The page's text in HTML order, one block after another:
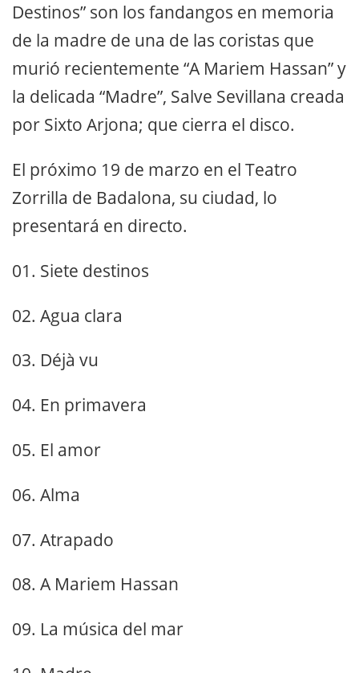
Destinos” son los fandangos en memoria
de la madre de una de las coristas que
murió recientemente “A Mariem Hassan” y
la delicada “Madre”, Salve Sevillana creada
por Sixto Arjona; que cierra el disco.
El próximo 19 de marzo en el Teatro
Zorrilla de Badalona, su ciudad, lo
presentará en directo.
01. Siete destinos
02. Agua clara
03. Déjà vu
04. En primavera
05. El amor
06. Alma
07. Atrapado
08. A Mariem Hassan
09. La música del mar